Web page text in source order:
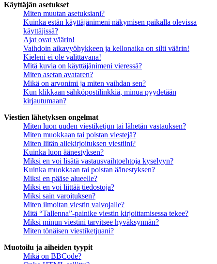
Käyttäjän asetukset
Miten muutan asetuksiani?
Kuinka estän käyttäjänimeni näkymisen paikalla olevissa
käyttäjissä?
Ajat ovat väärin!
Vaihdoin aikavyöhykkeen ja kellonaika on silti väärin!
Kieleni ei ole valittavana!
Mitä kuvia on käyttäjänimeni vieressä?
Miten asetan avataren?
Mikä on arvonimi ja miten vaihdan sen?
Kun klikkaan sähköpostilinkkiä, minua pyydetään
kirjautumaan?
Viestien lähetyksen ongelmat
Miten luon uuden viestiketjun tai lähetän vastauksen?
Miten muokkaan tai poistan viestejä?
Miten liitän allekirjoituksen viestiini?
Kuinka luon äänestyksen?
Miksi en voi lisätä vastausvaihtoehtoja kyselyyn?
Kuinka muokkaan tai poistan äänestyksen?
Miksi en pääse alueelle?
Miksi en voi liittää tiedostoja?
Miksi sain varoituksen?
Miten ilmoitan viestin valvojalle?
Mitä “Tallenna”-painike viestin kirjoittamisessa tekee?
Miksi minun viestini tarvitsee hyväksynnän?
Miten tönäisen viestiketjuani?
Muotoilu ja aiheiden tyypit
Mikä on BBCode?